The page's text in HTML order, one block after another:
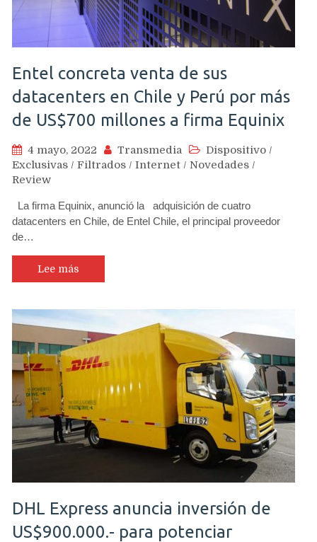
Entel concreta venta de sus
datacenters en Chile y Perú por más
de US$700 millones a firma Equinix
4 mayo, 2022 Transmedia Dispositivo /
Exclusivas / Filtrados / Internet / Novedades /
Review
La firma Equinix, anunció la adquisición de cuatro
datacenters en Chile, de Entel Chile, el principal proveedor
de…
Lee más
DHL Express anuncia inversión de
US$900.000.- para potenciar